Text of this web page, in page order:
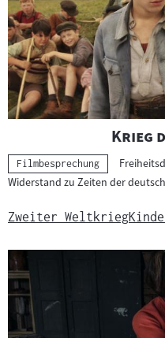
"
Krieg
Kategorie:
Filmbesprechung
Widerstand zu Zeiten der
Zweiter Weltkrieg